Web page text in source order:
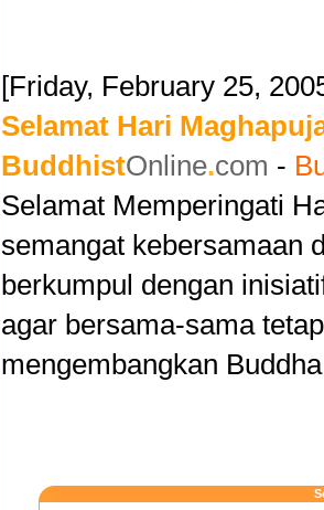
[Friday, February 25,
Selamat Hari
BuddhistOnline.com -
Selamat Memperingati
semangat kebersamaan
berkumpul dengan
agar bersama-sama
mengembangkan